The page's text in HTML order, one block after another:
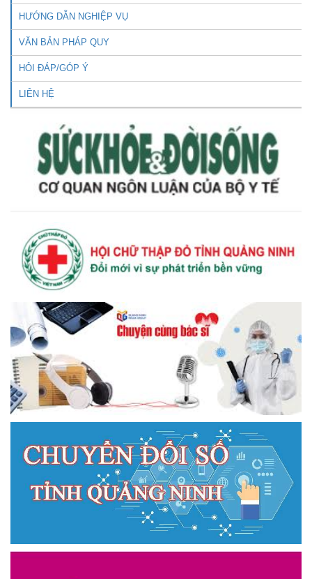
HƯỚNG DẪN NGHIỆP VỤ
VĂN BẢN PHÁP QUY
HỎI ĐÁP/GÓP Ý
LIÊN HỆ